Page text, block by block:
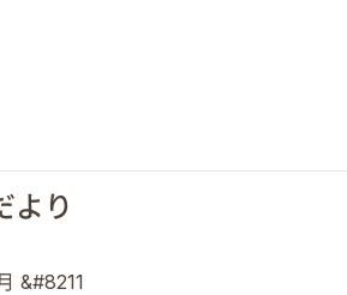
より
&#8211